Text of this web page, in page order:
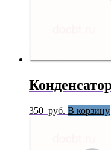
350 руб. В корзину